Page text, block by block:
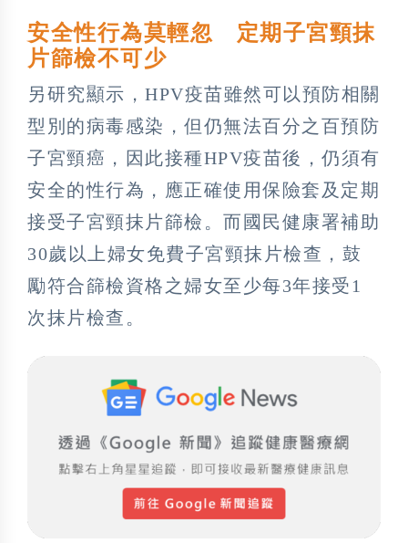
安全性行為莫輕忽 定期子宮頸抹
片篩檢不可少
另研究顯示，HPV疫苗雖然可以預防相關
型別的病毒感染，但仍無法百分之百預防
子宮頸癌，因此接種HPV疫苗後，仍須有
安全的性行為，應正確使用保險套及定期
接受子宮頸抹片篩檢。而國民健康署補助
30歲以上婦女免費子宮頸抹片檢查，鼓
勵符合篩檢資格之婦女至少每3年接受1
次抹片檢查。